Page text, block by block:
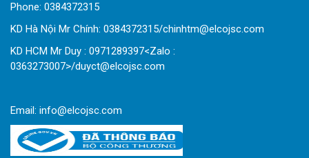
Phone: 0384372315
KD Hà Nội Mr Chính: 0384372315/chinhtm@elcojsc.com
KD HCM Mr Duy : 0971289397<Zalo :
0363273007>/duyct@elcojsc.com
Email: info@elcojsc.com